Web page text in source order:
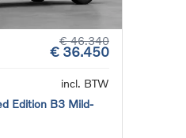
€ 46.340
€ 36.450
incl. BTW
Edition B3 Mild-